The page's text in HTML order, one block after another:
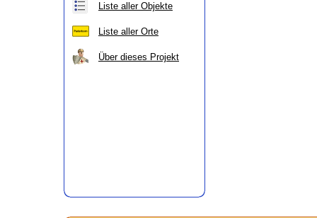
Liste aller Objekte
Liste aller Orte
Über dieses Projekt